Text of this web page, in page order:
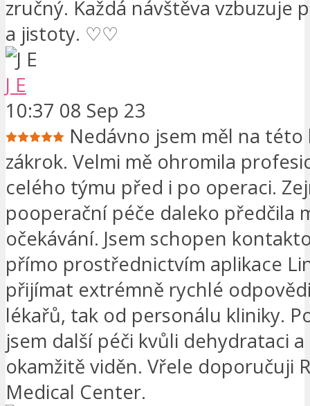
zručný. Každá návštěva vzbuzuje
a jistoty. ♡♡
J E
10:37 08 Sep 23
Nedávno jsem měl na této
zákrok. Velmi mě ohromila
celého týmu před i po operaci.
pooperační péče daleko předčila
očekávání. Jsem schopen
přímo prostřednictvím aplikace
přijímat extrémně rychlé
lékařů, tak od personálu kliniky.
jsem další péči kvůli dehydrataci
okamžitě viděn. Vřele doporučuji
Medical Center.